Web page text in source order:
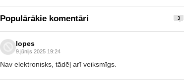
Populārākie komentāri 3
lopes
9.jūnijs 2025 19:24
Nav elektronisks, tādēļ arī veiksmīgs.